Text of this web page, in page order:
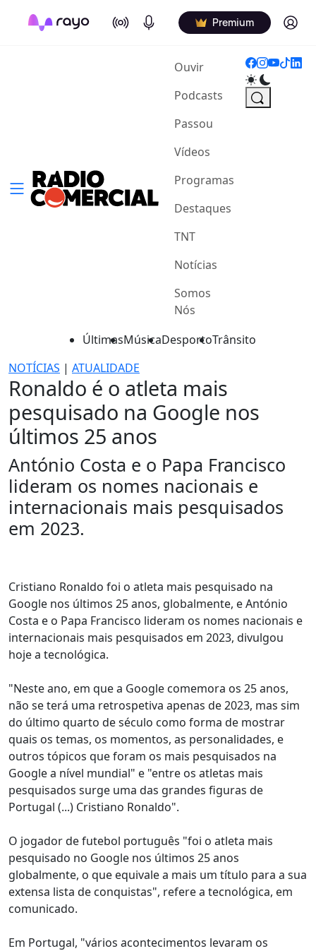
On Air Podcasts Premium Log in
Ouvir(current)
Podcasts
Passou
Vídeos
Programas
Destaques
TNT
Notícias
Somos
Nós
ÚltimasMúsicaDesportoTrânsito
NOTÍCIAS | ATUALIDADE
Ronaldo é o atleta mais
pesquisado na Google nos
últimos 25 anos
António Costa e o Papa Francisco
lideram os nomes nacionais e
internacionais mais pesquisados
em 2023.
Cristiano Ronaldo foi o atleta mais pesquisado na
Google nos últimos 25 anos, globalmente, e António
Costa e o Papa Francisco lideram os nomes nacionais e
internacionais mais pesquisados em 2023, divulgou
hoje a tecnológica.
"Neste ano, em que a Google comemora os 25 anos,
não se terá uma retrospetiva apenas de 2023, mas sim
do último quarto de século como forma de mostrar
quais os temas, os momentos, as personalidades, e
outros tópicos que foram os mais pesquisados na
Google a nível mundial" e "entre os atletas mais
pesquisados surge uma das grandes figuras de
Portugal (...) Cristiano Ronaldo".
O jogador de futebol português "foi o atleta mais
pesquisado no Google nos últimos 25 anos
globalmente, o que equivale a mais um título para a sua
extensa lista de conquistas", refere a tecnológica, em
comunicado.
Em Portugal, "vários acontecimentos levaram os